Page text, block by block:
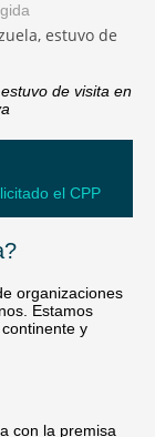
de visita en
el CPP
organizaciones
Estamos
y
con la premisa